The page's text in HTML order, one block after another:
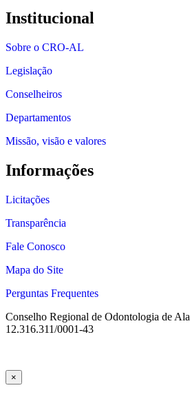
Institucional
Sobre o CRO-AL
Legislação
Conselheiros
Departamentos
Missão, visão e valores
Informações
Licitações
Transparência
Fale Conosco
Mapa do Site
Perguntas Frequentes
Conselho Regional de Odontologia de
12.316.311/0001-43
×